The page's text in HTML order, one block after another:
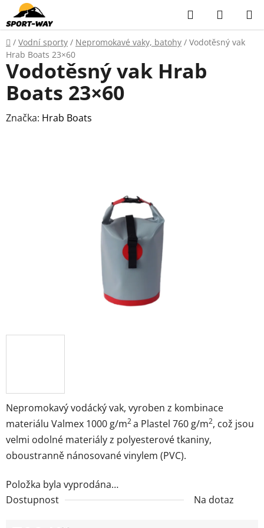
Přejít
na
obsah
Hledat
KOŠÍK
Domů
/ Vodní sporty / Nepromokavé vaky, batohy / Vodotěsný vak
Hrab Boats 23×60
Nepromokavý vodácký vak, vyroben z kombinace
materiálu Valmex 1000 g/m2a Plastel 760 g/m2, což jsou
velmi odolné materiály z polyesterové tkaniny,
oboustranně nánosované vinylem (PVC).
Položka byla vyprodána…
Dostupnost
Na dotaz
Vodotěsný vak Hrab
Boats 23×60
Značka: Hrab Boats